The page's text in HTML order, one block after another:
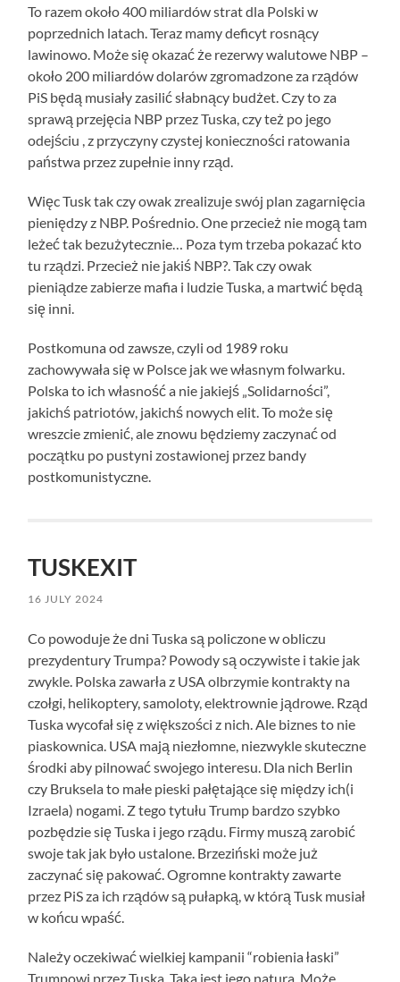
To razem około 400 miliardów strat dla Polski w
poprzednich latach. Teraz mamy deficyt rosnący
lawinowo. Może się okazać że rezerwy walutowe NBP –
około 200 miliardów dolarów zgromadzone za rządów
PiS będą musiały zasilić słabnący budżet. Czy to za
sprawą przejęcia NBP przez Tuska, czy też po jego
odejściu , z przyczyny czystej konieczności ratowania
państwa przez zupełnie inny rząd.
Więc Tusk tak czy owak zrealizuje swój plan zagarnięcia
pieniędzy z NBP. Pośrednio. One przecież nie mogą tam
leżeć tak bezużytecznie… Poza tym trzeba pokazać kto
tu rządzi. Przecież nie jakiś NBP?. Tak czy owak
pieniądze zabierze mafia i ludzie Tuska, a martwić będą
się inni.
Postkomuna od zawsze, czyli od 1989 roku
zachowywała się w Polsce jak we własnym folwarku.
Polska to ich własność a nie jakiejś „Solidarności”,
jakichś patriotów, jakichś nowych elit. To może się
wreszcie zmienić, ale znowu będziemy zaczynać od
początku po pustyni zostawionej przez bandy
postkomunistyczne.
TUSKEXIT
16 JULY 2024
Co powoduje że dni Tuska są policzone w obliczu
prezydentury Trumpa? Powody są oczywiste i takie jak
zwykle. Polska zawarła z USA olbrzymie kontrakty na
czołgi, helikoptery, samoloty, elektrownie jądrowe. Rząd
Tuska wycofał się z większości z nich. Ale biznes to nie
piaskownica. USA mają niezłomne, niezwykle skuteczne
środki aby pilnować swojego interesu. Dla nich Berlin
czy Bruksela to małe pieski pałętające się między ich(i
Izraela) nogami. Z tego tytułu Trump bardzo szybko
pozbędzie się Tuska i jego rządu. Firmy muszą zarobić
swoje tak jak było ustalone. Brzeziński może już
zaczynać się pakować. Ogromne kontrakty zawarte
przez PiS za ich rządów są pułapką, w którą Tusk musiał
w końcu wpaść.
Należy oczekiwać wielkiej kampanii “robienia łaski”
Trumpowi przez Tuska. Taka jest jego natura. Może